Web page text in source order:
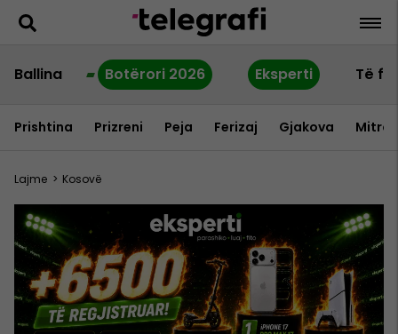
Ballina Botërori 2026 Eksperti Të
Prishtina Prizreni Peja Ferizaj Gjakova
Lajme > Kosovë